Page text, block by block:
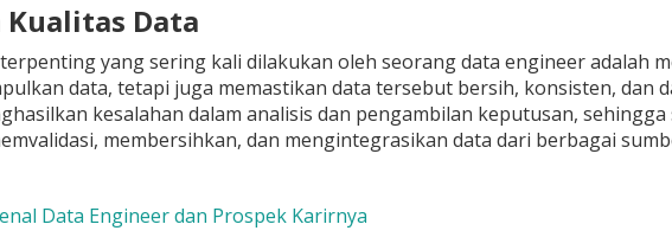
Kualitas Data
yang sering kali dilakukan oleh seorang data engineer adalah
data, tetapi juga memastikan data tersebut bersih, konsisten, dan
kesalahan dalam analisis dan pengambilan keputusan,
membersihkan, dan mengintegrasikan data dari berbagai
Data Engineer dan Prospek Karirnya